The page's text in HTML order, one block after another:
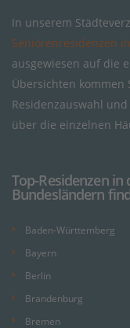
In unserem
Seniorenresidenzen
ausgewiesen auf die
Übersichten kommen
Residenzauswahl
über die einzelnen
Top-Residenzen in
Bundesländern
Baden-Württemberg
Bayern
Berlin
Brandenburg
Bremen